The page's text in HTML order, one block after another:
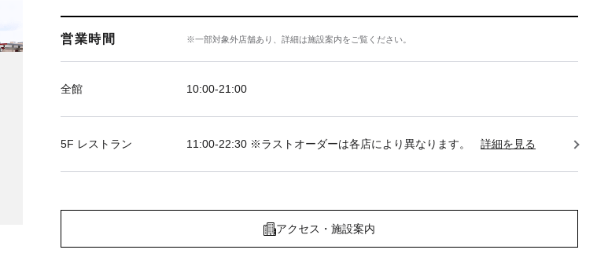
営業時間 ※一部対象外店舗あり、詳細は施設案内をご覧ください。
全館 10:00‐21:00
5F レストラン 11:00-22:30 ※ラストオーダーは各店により異なります。 詳細を見る
アクセス・施設案内